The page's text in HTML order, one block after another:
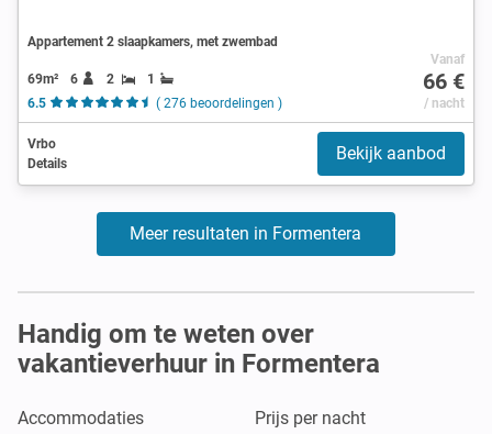
Appartement 2 slaapkamers, met zwembad
69m² 6 2
1
6.5
( 276 beoordelingen )
Vanaf
66 €
/ nacht
Vrbo
Details
Bekijk aanbod
Meer resultaten in Formentera
Handig om te weten over
vakantieverhuur in Formentera
Accommodaties Prijs per nacht